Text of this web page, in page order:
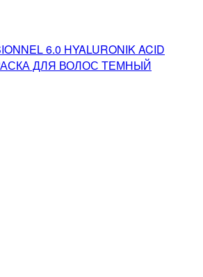
6.0 HYALURONIK ACID
ДЛЯ ВОЛОС ТЕМНЫЙ